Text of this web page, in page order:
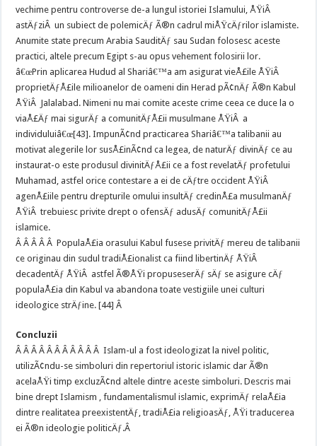
vechime pentru controverse de-a lungul istoriei Islamului, ÅŸiÂ
astÄƒziÂ un subiect de polemicÄƒ Ã®n cadrul miÅŸcÄƒrilor islamiste.
Anumite state precum Arabia SauditÄƒ sau Sudan folosesc aceste
practici, altele precum Egipt s-au opus vehement folosirii lor.
â€œPrin aplicarea Hudud al Shariâ€™a am asigurat vieÅ£ile ÅŸiÂ
proprietÄƒÅ£ile milioanelor de oameni din Herad pÃ¢nÄƒ Ã®n Kabul
ÅŸiÂ Jalalabad. Nimeni nu mai comite aceste crime ceea ce duce la o
viaÅ£Äƒ mai sigurÄƒ a comunitÄƒÅ£ii musulmane ÅŸiÂ a
individuluiâ€œ[43]. ImpunÃ¢nd practicarea Shariâ€™a talibanii au
motivat alegerile lor susÅ£inÃ¢nd ca legea, de naturÄƒ divinÄƒ ce au
instaurat-o este produsul divinitÄƒÅ£ii ce a fost revelatÄƒ profetului
Muhamad, astfel orice contestare a ei de cÄƒtre occident ÅŸiÂ
agenÅ£iile pentru drepturile omului insultÄƒ credinÅ£a musulmanÄƒ
ÅŸiÂ trebuiesc privite drept o ofensÄƒ adusÄƒ comunitÄƒÅ£ii
islamice.
Â Â Â Â Â PopulaÅ£ia orasului Kabul fusese privitÄƒ mereu de talibanii
ce originau din sudul tradiÅ£ionalist ca fiind libertinÄƒ ÅŸiÂ
decadentÄƒ ÅŸiÂ astfel Ã®ÅŸi propuseserÄƒ sÄƒ se asigure cÄƒ
populaÅ£ia din Kabul va abandona toate vestigiile unei culturi
ideologice strÄƒine. [44] Â
Concluzii
Â Â Â Â Â Â Â Â Â Â Â Islam-ul a fost ideologizat la nivel politic,
utilizÃ¢ndu-se simboluri din repertoriul istoric islamic dar Ã®n
acelaÅŸi timp excluzÃ¢nd altele dintre aceste simboluri. Descris mai
bine drept Islamism , fundamentalismul islamic, exprimÄƒ relaÅ£ia
dintre realitatea preexistentÄƒ, tradiÅ£ia religioasÄƒ, ÅŸi traducerea
ei Ã®n ideologie politicÄƒ.Â